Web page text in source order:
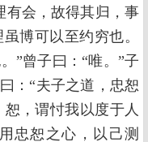
有会，故得其归，事
博可以至约穷也。
”曾子曰：“唯。”子
：“夫子之道，忠恕
，谓忖我以度于人
忠恕之心，以己测